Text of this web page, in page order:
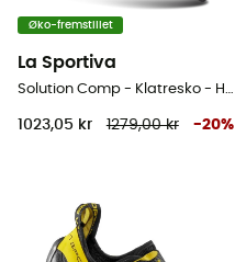
Øko-fremstillet
La Sportiva
Solution Comp - Klatresko - Herrer
1023,05 kr 1279,00 kr -20%